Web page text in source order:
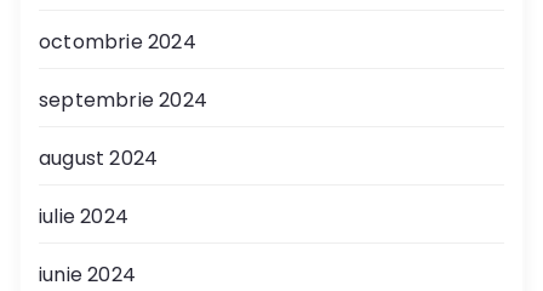
octombrie 2024
septembrie 2024
august 2024
iulie 2024
iunie 2024